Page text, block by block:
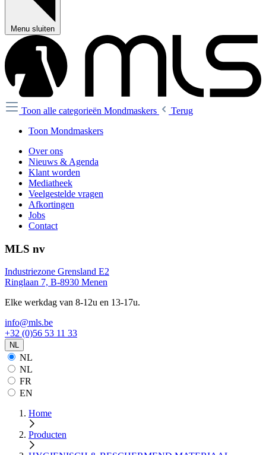
Menu sluiten
Toon alle categorieën Mondmaskers
Terug
Toon Mondmaskers
Over ons
Nieuws & Agenda
Klant worden
Mediatheek
Veelgestelde vragen
Afkortingen
Jobs
Contact
MLS nv
Industriezone Grensland E2
Ringlaan 7, B-8930 Menen
Elke werkdag van 8-12u en 13-17u.
info@mls.be
+32 (0)56 53 11 33
NL
NL
NL
FR
EN
Home
Producten